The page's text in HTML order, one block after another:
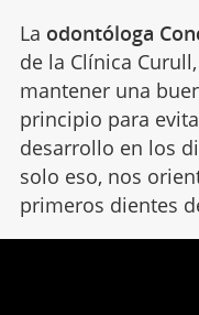
La odontóloga
de la Clínica
mantener una
principio para
desarrollo en los
solo eso, nos
primeros dientes